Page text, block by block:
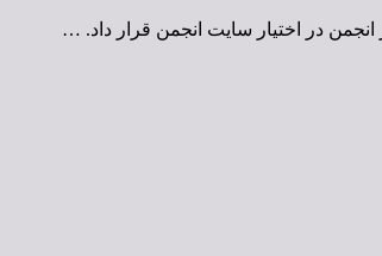
در اختیار سایت انجمن قرار داد. …